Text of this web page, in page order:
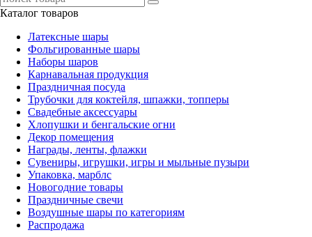
Каталог товаров
Латексные шары
Фольгированные шары
Наборы шаров
Карнавальная продукция
Праздничная посуда
Трубочки для коктейля, шпажки, топперы
Свадебные аксессуары
Хлопушки и бенгальские огни
Декор помещения
Награды, ленты, флажки
Сувениры, игрушки, игры и мыльные пузыри
Упаковка, марблс
Новогодние товары
Праздничные свечи
Воздушные шары по категориям
Распродажа